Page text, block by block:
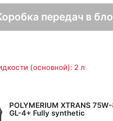
передач в
(основной): 2 л
POLYMERIUM XTRANS
GL-4+ Fully synthetic